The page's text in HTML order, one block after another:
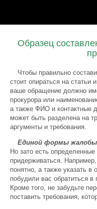
Образец
Чтобы правильно
стоит опираться на
ваше обращение должно
прокурора или
а также ФИО и контактные
может быть разделена на
аргументы и требования.
Единой формы жалобы
Но зато есть
придерживаться.
понятно, а также указать
побудили вас обратиться в
Кроме того, не забудьте
поставить требования,